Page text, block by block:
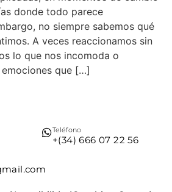
donde todo parece
no siempre sabemos qué
A veces reaccionamos sin
lo que nos incomoda o
emociones que […]
Teléfono
+(34) 666 07 22 56